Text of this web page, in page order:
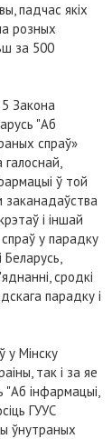
падчас якіх
розных
за 500
Закона
"Аб
спраў»
ў той
заканадаўства
і іншай
у парадку
сродкі
парадку і
у Мінску
так і за яе
"Аб інфармацыі,
ГУУС
ўнутраных